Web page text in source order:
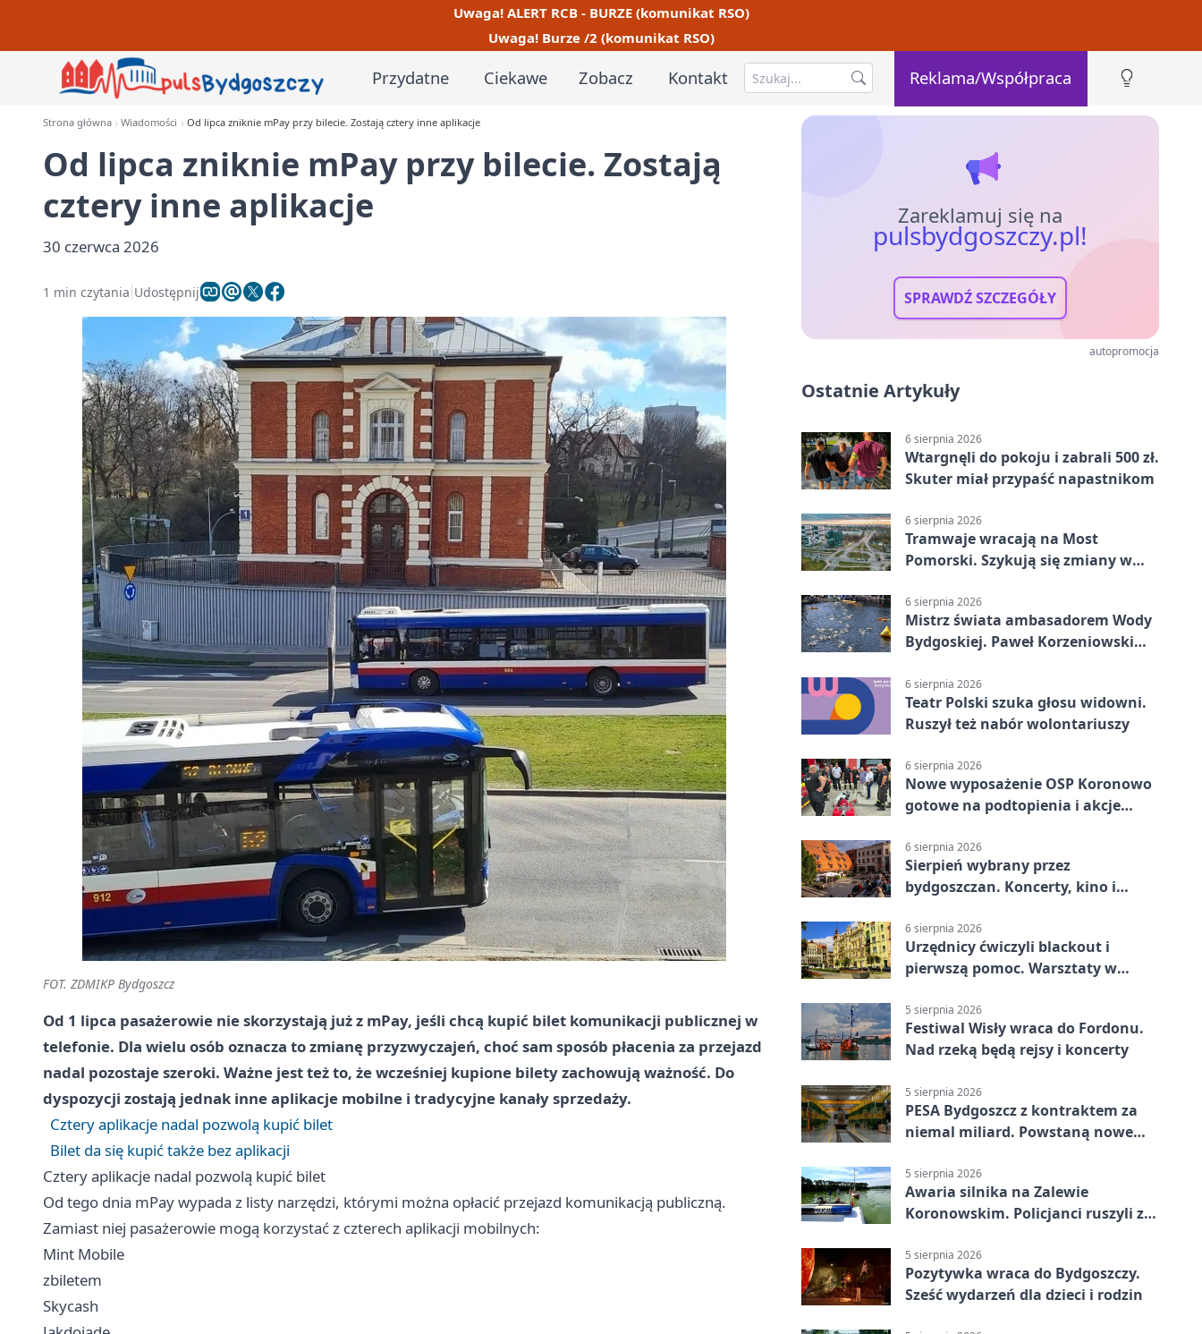
Uwaga! ALERT RCB - BURZE (komunikat RSO)
Uwaga! Burze /2 (komunikat RSO)
Przydatne Ciekawe Zobacz Kontakt Reklama/Współpraca
Strona główna Wiadomości Od lipca zniknie mPay przy bilecie. Zostają cztery inne aplikacje
Od lipca zniknie mPay przy bilecie. Zostają
cztery inne aplikacje
30 czerwca 2026
1 min czytania Udostępnij
FOT. ZDMIKP Bydgoszcz
Od 1 lipca pasażerowie nie skorzystają już z mPay, jeśli chcą kupić bilet komunikacji publicznej w
telefonie. Dla wielu osób oznacza to zmianę przyzwyczajeń, choć sam sposób płacenia za przejazd
nadal pozostaje szeroki. Ważne jest też to, że wcześniej kupione bilety zachowują ważność. Do
dyspozycji zostają jednak inne aplikacje mobilne i tradycyjne kanały sprzedaży.
Cztery aplikacje nadal pozwolą kupić bilet
Bilet da się kupić także bez aplikacji
Cztery aplikacje nadal pozwolą kupić bilet
Od tego dnia mPay wypada z listy narzędzi, którymi można opłacić przejazd komunikacją publiczną.
Zamiast niej pasażerowie mogą korzystać z czterech aplikacji mobilnych:
Mint Mobile
zbiletem
Skycash
Zareklamuj się na
pulsbydgoszczy.pl!
SPRAWDŹ SZCZEGÓŁY
autopromocja
Ostatnie Artykuły
6 sierpnia 2026
Wtargnęli do pokoju i zabrali 500 zł.
Skuter miał przypaść napastnikom
6 sierpnia 2026
Tramwaje wracają na Most
Pomorski. Szykują się zmiany w
6 sierpnia 2026
Mistrz świata ambasadorem Wody
Bydgoskiej. Paweł Korzeniowski
6 sierpnia 2026
Teatr Polski szuka głosu widowni.
Ruszył też nabór wolontariuszy
6 sierpnia 2026
Nowe wyposażenie OSP Koronowo
gotowe na podtopienia i akcje
6 sierpnia 2026
Sierpień wybrany przez
bydgoszczan. Koncerty, kino i
6 sierpnia 2026
Urzędnicy ćwiczyli blackout i
pierwszą pomoc. Warsztaty w
5 sierpnia 2026
Festiwal Wisły wraca do Fordonu.
Nad rzeką będą rejsy i koncerty
5 sierpnia 2026
PESA Bydgoszcz z kontraktem za
niemal miliard. Powstaną nowe
5 sierpnia 2026
Awaria silnika na Zalewie
Koronowskim. Policjanci ruszyli z
5 sierpnia 2026
Pozytywka wraca do Bydgoszczy.
Sześć wydarzeń dla dzieci i rodzin